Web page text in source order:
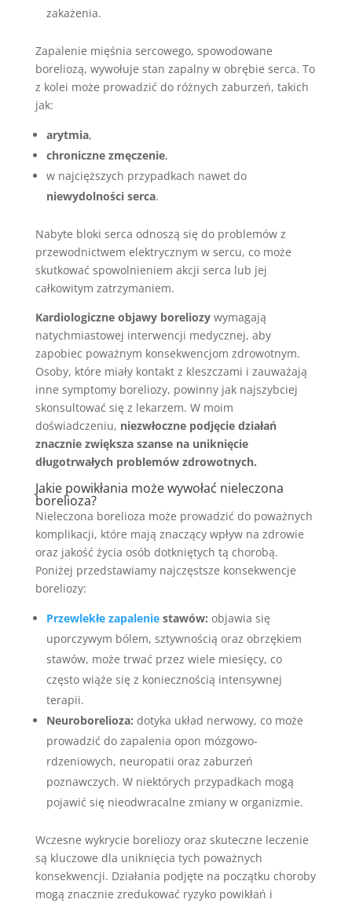
zakażenia.
Zapalenie mięśnia sercowego, spowodowane
boreliozą, wywołuje stan zapalny w obrębie serca. To
z kolei może prowadzić do różnych zaburzeń, takich
jak:
arytmia,
chroniczne zmęczenie,
w najcięższych przypadkach nawet do
niewydolności serca.
Nabyte bloki serca odnoszą się do problemów z
przewodnictwem elektrycznym w sercu, co może
skutkować spowolnieniem akcji serca lub jej
całkowitym zatrzymaniem.
Kardiologiczne objawy boreliozywymagają
natychmiastowej interwencji medycznej, aby
zapobiec poważnym konsekwencjom zdrowotnym.
Osoby, które miały kontakt z kleszczami i zauważają
inne symptomy boreliozy, powinny jak najszybciej
skonsultować się z lekarzem. W moim
doświadczeniu, niezwłoczne podjęcie działań
znacznie zwiększa szanse na uniknięcie
długotrwałych problemów zdrowotnych.
Jakie powikłania może wywołać nieleczona
borelioza?
Nieleczona borelioza może prowadzić do poważnych
komplikacji, które mają znaczący wpływ na zdrowie
oraz jakość życia osób dotkniętych tą chorobą.
Poniżej przedstawiamy najczęstsze konsekwencje
boreliozy:
Przewlekłe zapaleniestawów: objawia się
uporczywym bólem, sztywnością oraz obrzękiem
stawów, może trwać przez wiele miesięcy, co
często wiąże się z koniecznością intensywnej
terapii.
Neuroborelioza: dotyka układ nerwowy, co może
prowadzić do zapalenia opon mózgowo-
rdzeniowych, neuropatii oraz zaburzeń
poznawczych. W niektórych przypadkach mogą
pojawić się nieodwracalne zmiany w organizmie.
Wczesne wykrycie boreliozy oraz skuteczne leczenie
są kluczowe dla uniknięcia tych poważnych
konsekwencji. Działania podjęte na początku choroby
mogą znacznie zredukować ryzyko powikłań i